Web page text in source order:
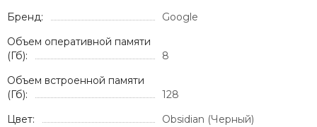
Бренд:
Google
Объем оперативной памяти
(Гб):
8
Объем встроенной памяти
(Гб):
128
Цвет:
Obsidian (Черный)